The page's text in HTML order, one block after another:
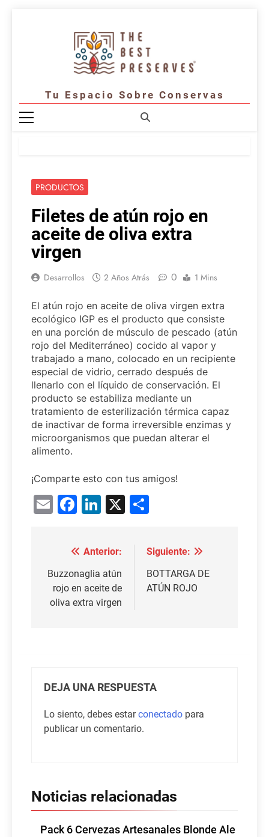
Tu Espacio Sobre Conservas
PRODUCTOS
Filetes de atún rojo en
aceite de oliva extra
virgen
Desarrollos 2 Años Atrás 0 1 Mins
El atún rojo en aceite de oliva virgen extra
ecológico IGP es el producto que consiste
en una porción de músculo de pescado (atún
rojo del Mediterráneo) cocido al vapor y
trabajado a mano, colocado en un recipiente
especial de vidrio, cerrado después de
llenarlo con el líquido de conservación. El
producto se estabiliza mediante un
tratamiento de esterilización térmica capaz
de inactivar de forma irreversible enzimas y
microorganismos que puedan alterar el
alimento.
¡Comparte esto con tus amigos!
EmailFacebook
LinkedIn
X
Navegación
de
entradas
Anterior:
Buzzonaglia atún
rojo en aceite de
oliva extra virgen
Siguiente:
BOTTARGA DE
ATÚN ROJO
DEJA UNA RESPUESTA
Lo siento, debes estarconectado para
publicar un comentario.
Noticias relacionadas
Pack 6 Cervezas Artesanales Blonde Ale